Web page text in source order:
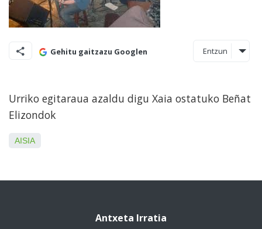
Gehitu gaitzazu Googlen Entzun
Urriko egitaraua azaldu digu Xaia ostatuko Beñat
Elizondok
AISIA
Antxeta Irratia